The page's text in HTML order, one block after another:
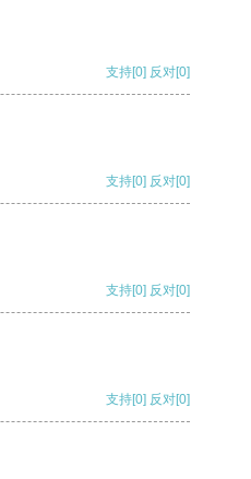
支持[0] 反对[0]
支持[0] 反对[0]
支持[0] 反对[0]
支持[0] 反对[0]